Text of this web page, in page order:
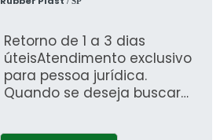
Retorno de 1 a 3 dias
úteisAtendimento exclusivo
para pessoa jurídica.
Quando se deseja buscar